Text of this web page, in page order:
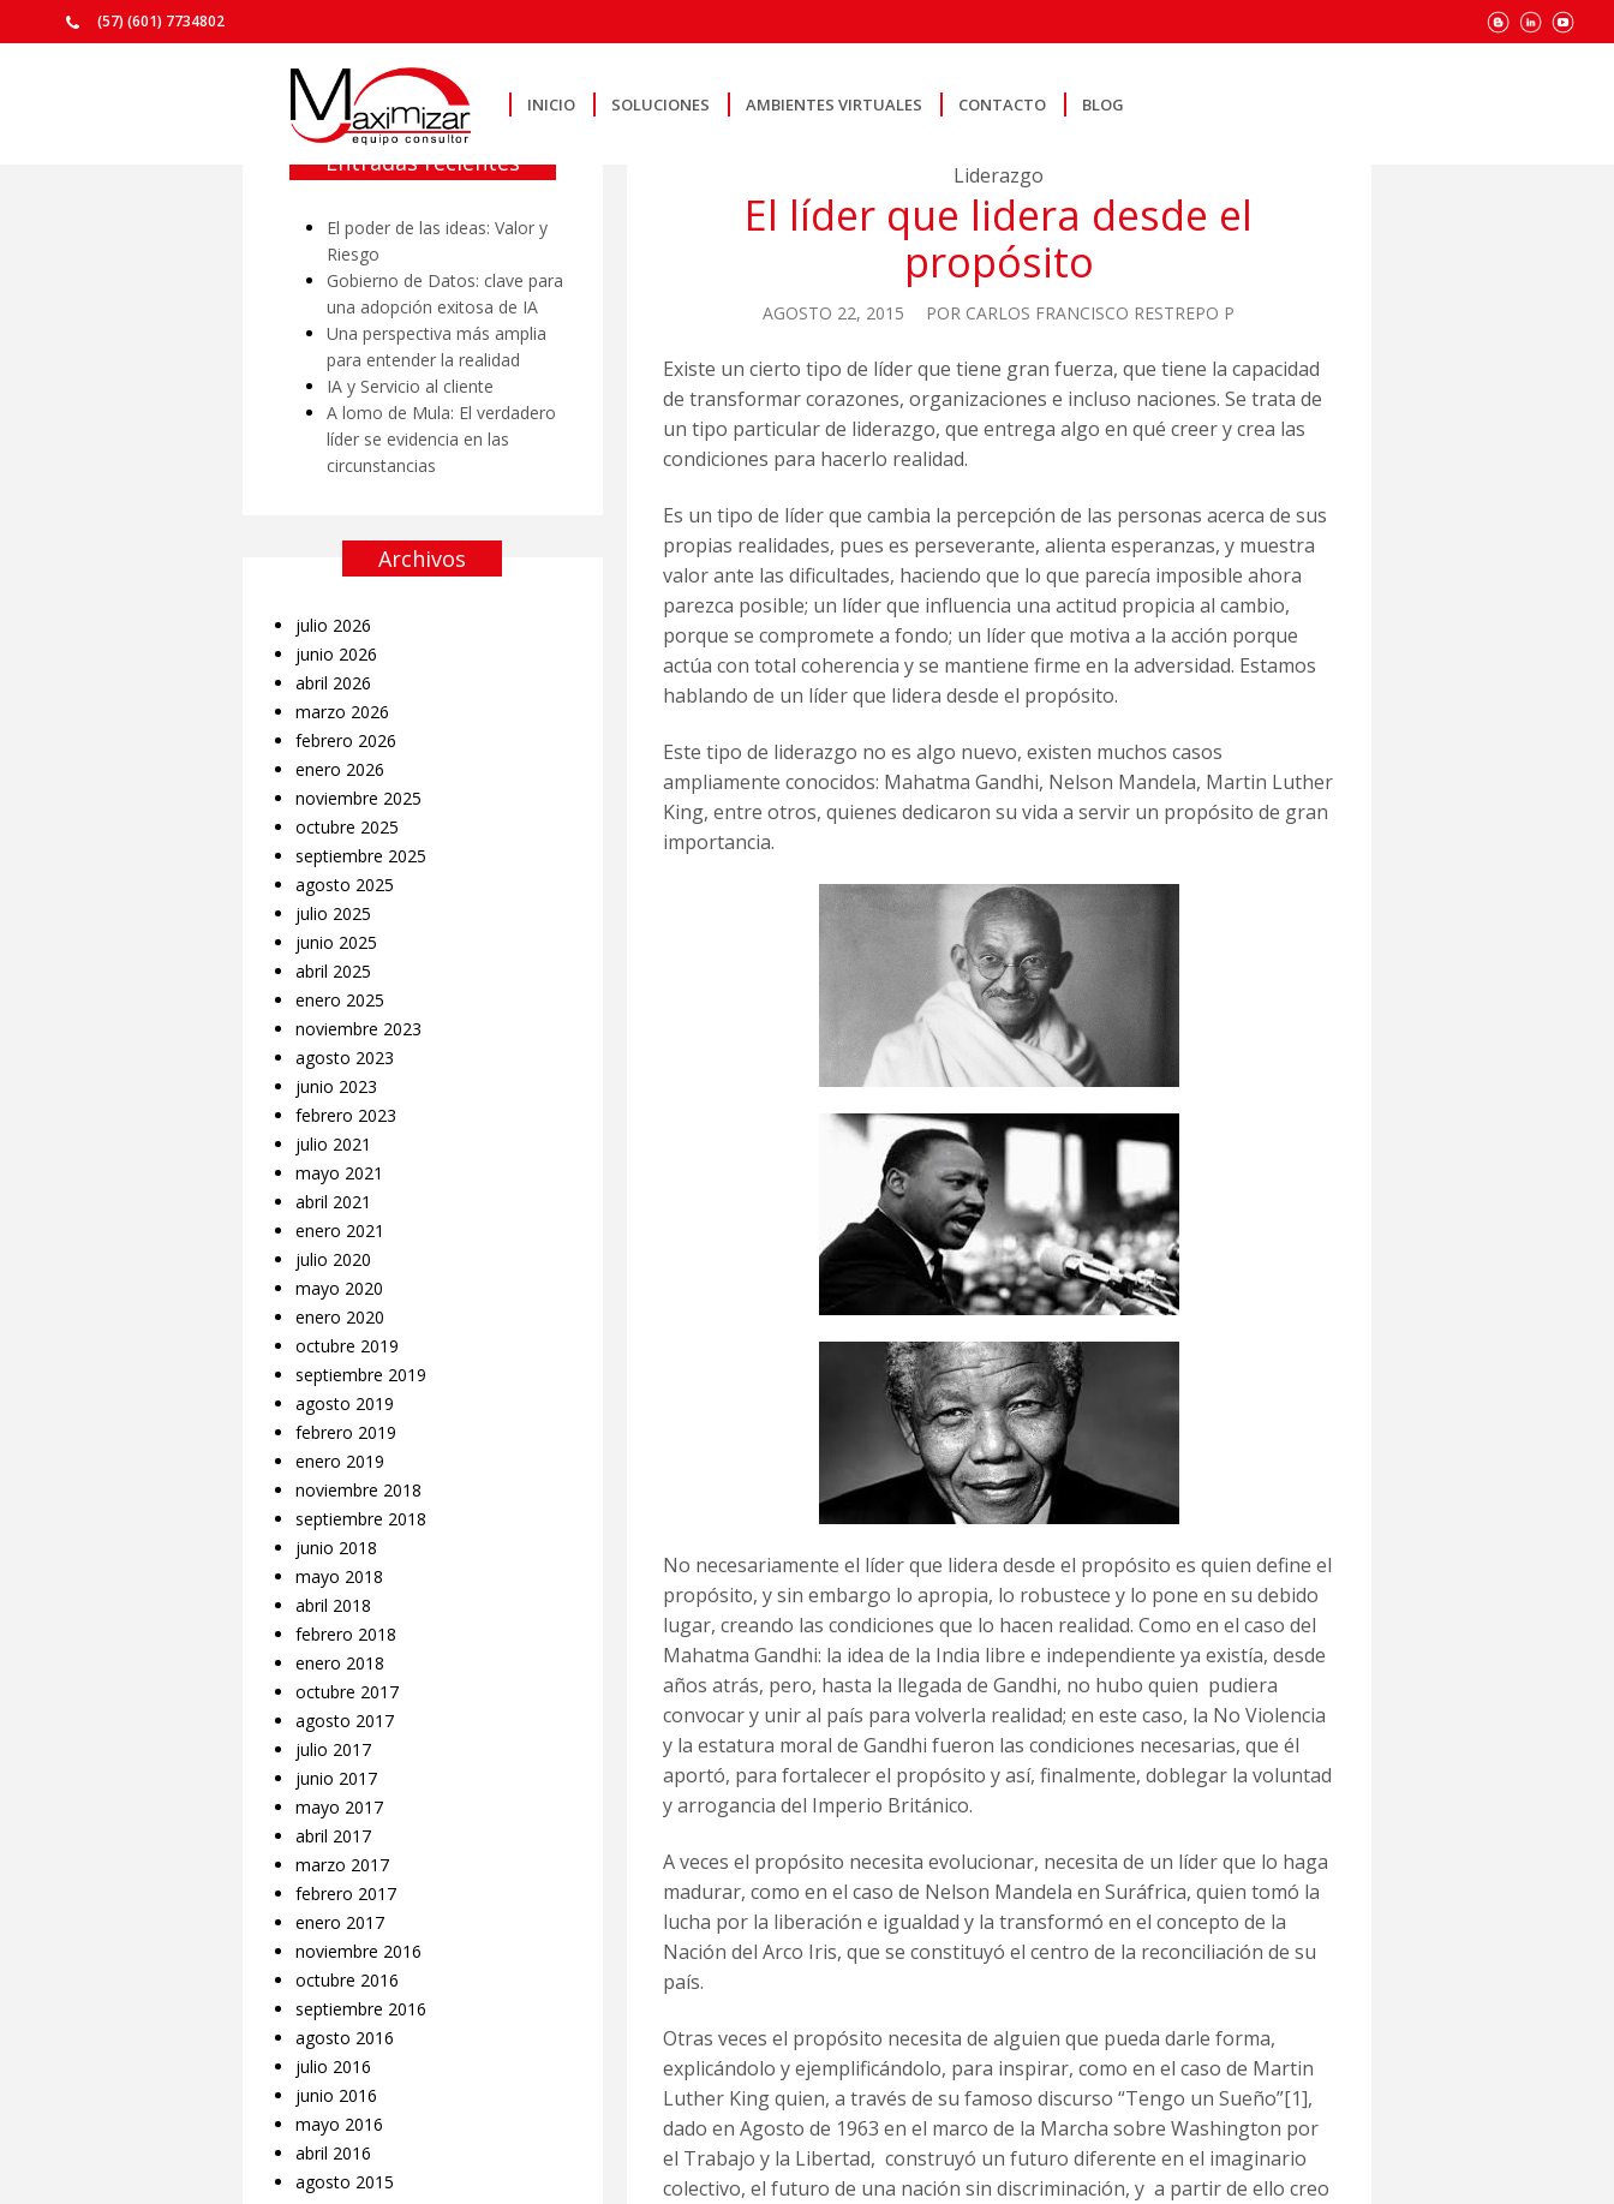
(57) (601) 7734802
INICIO SOLUCIONES AMBIENTES VIRTUALES CONTACTO BLOG
Liderazgo
El líder que lidera desde el
propósito
AGOSTO 22, 2015 POR CARLOS FRANCISCO RESTREPO P
Existe un cierto tipo de líder que tiene gran fuerza, que tiene la capacidad
de transformar corazones, organizaciones e incluso naciones. Se trata de
un tipo particular de liderazgo, que entrega algo en qué creer y crea las
condiciones para hacerlo realidad.
Es un tipo de líder que cambia la percepción de las personas acerca de sus
propias realidades, pues es perseverante, alienta esperanzas, y muestra
valor ante las dificultades, haciendo que lo que parecía imposible ahora
parezca posible; un líder que influencia una actitud propicia al cambio,
porque se compromete a fondo; un líder que motiva a la acción porque
actúa con total coherencia y se mantiene firme en la adversidad. Estamos
hablando de un líder que lidera desde el propósito.
Este tipo de liderazgo no es algo nuevo, existen muchos casos
ampliamente conocidos: Mahatma Gandhi, Nelson Mandela, Martin Luther
King, entre otros, quienes dedicaron su vida a servir un propósito de gran
importancia.
No necesariamente el líder que lidera desde el propósito es quien define el
propósito, y sin embargo lo apropia, lo robustece y lo pone en su debido
lugar, creando las condiciones que lo hacen realidad. Como en el caso del
Mahatma Gandhi: la idea de la India libre e independiente ya existía, desde
años atrás, pero, hasta la llegada de Gandhi, no hubo quien pudiera
convocar y unir al país para volverla realidad; en este caso, la No Violencia
y la estatura moral de Gandhi fueron las condiciones necesarias, que él
aportó, para fortalecer el propósito y así, finalmente, doblegar la voluntad
y arrogancia del Imperio Británico.
A veces el propósito necesita evolucionar, necesita de un líder que lo haga
madurar, como en el caso de Nelson Mandela en Suráfrica, quien tomó la
lucha por la liberación e igualdad y la transformó en el concepto de la
Nación del Arco Iris, que se constituyó el centro de la reconciliación de su
país.
Otras veces el propósito necesita de alguien que pueda darle forma,
explicándolo y ejemplificándolo, para inspirar, como en el caso de Martin
Luther King quien, a través de su famoso discurso “Tengo un Sueño”[1],
dado en Agosto de 1963 en el marco de la Marcha sobre Washington por
el Trabajo y la Libertad, construyó un futuro diferente en el imaginario
colectivo, el futuro de una nación sin discriminación, y a partir de ello creo
Entradas recientes
El poder de las ideas: Valor y
Riesgo
Gobierno de Datos: clave para
una adopción exitosa de IA
Una perspectiva más amplia
para entender la realidad
IA y Servicio al cliente
A lomo de Mula: El verdadero
líder se evidencia en las
circunstancias
Archivos
julio 2026
junio 2026
abril 2026
marzo 2026
febrero 2026
enero 2026
noviembre 2025
octubre 2025
septiembre 2025
agosto 2025
julio 2025
junio 2025
abril 2025
enero 2025
noviembre 2023
agosto 2023
junio 2023
febrero 2023
julio 2021
mayo 2021
abril 2021
enero 2021
julio 2020
mayo 2020
enero 2020
octubre 2019
septiembre 2019
agosto 2019
febrero 2019
enero 2019
noviembre 2018
septiembre 2018
junio 2018
mayo 2018
abril 2018
febrero 2018
enero 2018
octubre 2017
agosto 2017
julio 2017
junio 2017
mayo 2017
abril 2017
marzo 2017
febrero 2017
enero 2017
noviembre 2016
octubre 2016
septiembre 2016
agosto 2016
julio 2016
junio 2016
mayo 2016
abril 2016
agosto 2015